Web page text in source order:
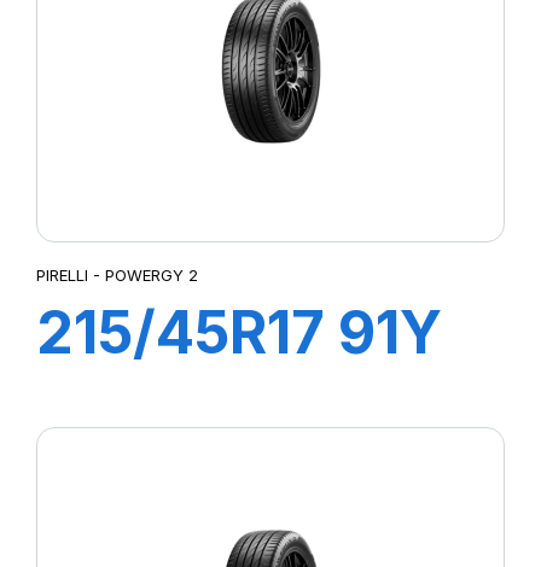
PIRELLI - POWERGY 2
215/45R17 91Y